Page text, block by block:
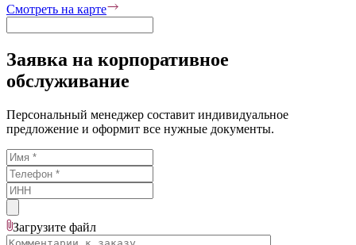
Смотреть на карте
Заявка на корпоративное
обслуживание
Персональный менеджер составит индивидуальное
предложение и оформит все нужные документы.
Загрузите файл